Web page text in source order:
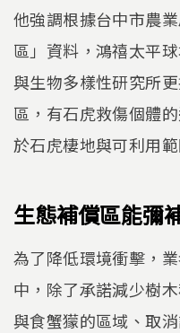
他強調根據台中市農
區」資料，鴻禧太平
與生物多樣性研究所
區，有石虎救傷個體
於石虎棲地與可利用範
生態補償區能彌
為了降低環境衝擊，
中，除了承諾減少樹
與食蟹獴的區域、取